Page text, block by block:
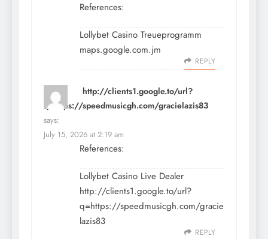
References:
Lollybet Casino Treueprogramm
maps.google.com.jm
REPLY
http://clients1.google.to/url?
q=https://speedmusicgh.com/gracielazis83
says:
July 15, 2026 at 2:19 am
References:
Lollybet Casino Live Dealer
http://clients1.google.to/url?
q=https://speedmusicgh.com/gracie
lazis83
REPLY